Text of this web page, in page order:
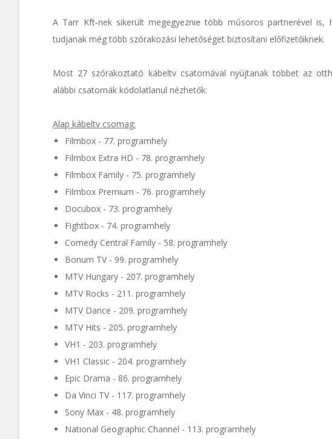
A Tarr Kft-nek sikerült megegyeznie több műsoros partnerével is,
tudjanak még több szórakozási lehetőséget biztosítani előfizetőiknek.
Most 27 szórakoztató kábeltv csatornával nyújtanak többet az
alábbi csatornák kódolatlanul nézhetők:
Alap kábeltv csomag:
Filmbox - 77. programhely
Filmbox Extra HD - 78. programhely
Filmbox Family - 75. programhely
Filmbox Premium - 76. programhely
Docubox - 73. programhely
Fightbox - 74. programhely
Comedy Central Family - 58. programhely
Bonum TV - 99. programhely
MTV Hungary - 207. programhely
MTV Rocks - 211. programhely
MTV Dance - 209. programhely
MTV Hits - 205. programhely
VH1 - 203. programhely
VH1 Classic - 204. programhely
Epic Drama - 86. programhely
Da Vinci TV - 117. programhely
Sony Max - 48. programhely
National Geographic Channel - 113. programhely